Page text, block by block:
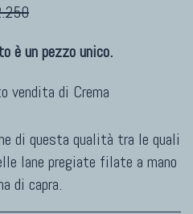
è un pezzo unico.
vendita di Crema
di questa qualità tra le quali
lane pregiate filate a mano
di capra.